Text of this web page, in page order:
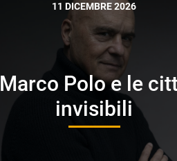
11 DICEMBRE 2026
Marco Polo e le
invisibili